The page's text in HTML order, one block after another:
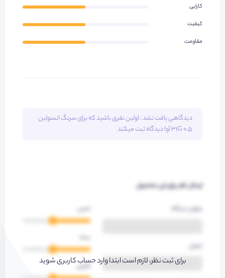
کارایی
کیفیت
مقاومت
دیدگاهی یافت نشد ، اولین نفری باشید که برایسرنگ انسولین
0.5 31G آوا
دیدگاه ثبت میکند
ارسال نظر برای این محصول
عنوان دیدگاه
ایمیل
کارایی
برای ثبت نظر، لازم است ابتدا وارد حساب کاربری شوید